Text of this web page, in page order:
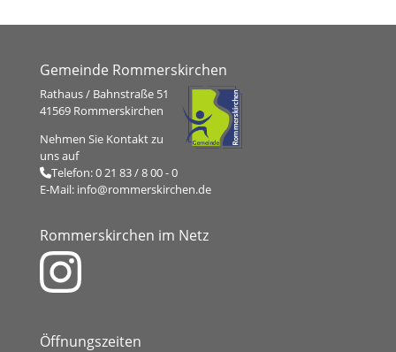
Gemeinde Rommerskirchen
Rathaus / Bahnstraße 51
41569 Rommerskirchen
Nehmen Sie Kontakt zu
uns auf
Telefon:0 21 83 / 8 00 - 0
E-Mail: info@rommerskirchen.de
Rommerskirchen im Netz
Öffnungszeiten